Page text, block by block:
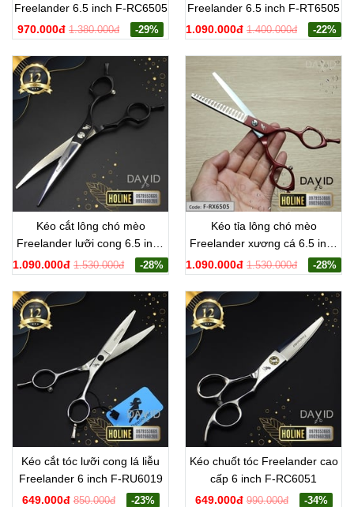
Freelander 6.5 inch F-RC6505
970.000đ 1.380.000đ -29%
Freelander 6.5 inch F-RT6505
1.090.000đ 1.400.000đ -22%
Kéo cắt lông chó mèo
Freelander lưỡi cong 6.5 inch
F-RD6505
1.090.000đ 1.530.000đ -28%
Kéo tỉa lông chó mèo
Freelander xương cá 6.5 inch
F-RX6505
1.090.000đ 1.530.000đ -28%
Kéo cắt tóc lưỡi cong lá liễu
Freelander 6 inch F-RU6019
649.000đ 850.000đ -23%
Kéo chuốt tóc Freelander cao
cấp 6 inch F-RC6051
649.000đ 990.000đ -34%